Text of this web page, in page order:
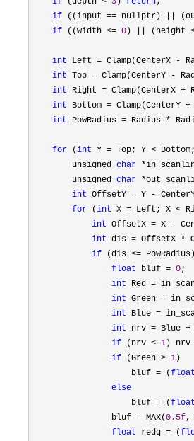
if ((input == nullptr) ||
if ((width <= 0) || (height
int Left = Clamp(CenterX -
int Top = Clamp(CenterY -
int Right = Clamp(CenterX +
int Bottom = Clamp(CenterY
int PowRadius = Radius *
for (int Y = Top; Y <
        unsigned
char
        unsigned
char
int OffsetY = Y -
for (int X = Left; X <
int OffsetX = X -
int dis = OffsetX *
if (dis <=
float bluf = 0;
int Red =
int Green =
int Blue =
int nrv = Blue +
if (nrv < 1) nrv
if (Green > 1)
                    bluf
= (float
else
                    bluf
= (float
                bluf
= MAX(0.5f,
float redq = (